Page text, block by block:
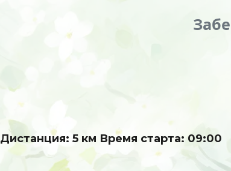
Дистанция: 5 км Время старта: 09:00